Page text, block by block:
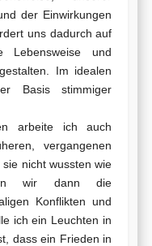
der Einwirkungen
uns dadurch auf
Lebensweise und
Im idealen
Basis stimmiger
arbeite ich auch
vergangenen
nicht wussten wie
wir dann die
Konflikten und
ich ein Leuchten in
dass ein Frieden in